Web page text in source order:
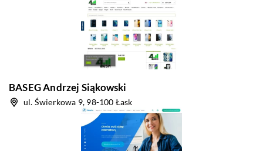
BASEG Andrzej Siąkowski
ul. Świerkowa 9, 98-100 Łask